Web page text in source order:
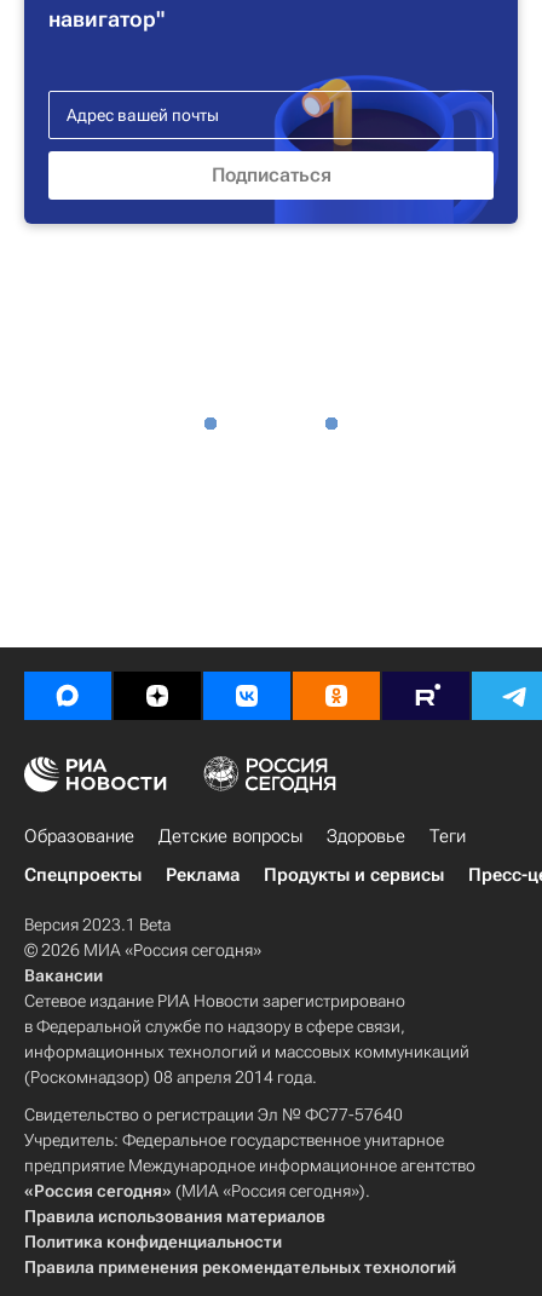
навигатор"
Образование Детские вопросы Здоровье
Теги
Спецпроекты
Реклама Продукты и сервисы Пресс-
Версия 2023.1 Beta
© 2026 МИА «Россия сегодня»
Вакансии
Сетевое издание РИА Новости зарегистрировано
в Федеральной службе по надзору в сфере связи,
информационных технологий и массовых коммуникаций
(Роскомнадзор) 08 апреля 2014 года.
Свидетельство о регистрации Эл № ФС77-57640
Учредитель: Федеральное государственное унитарное
предприятие Международное информационное агентство
«Россия сегодня» (МИА «Россия сегодня»).
Правила использования материалов
Политика конфиденциальности
Правила применения рекомендательных технологий